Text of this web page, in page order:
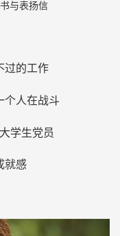
与表扬信
过的工作
个人在战斗
学生党员
就感